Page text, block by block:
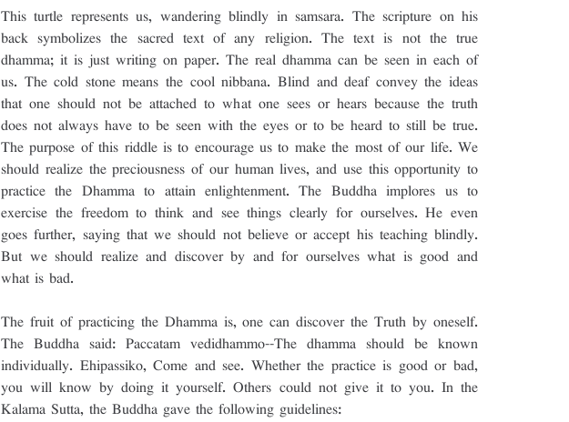
This turtle represents us, wandering blindly in samsara. The scripture on his
back symbolizes the sacred text of any religion. The text is not the true
dhamma; it is just writing on paper. The real dhamma can be seen in each of
us. The cold stone means the cool nibbana. Blind and deaf convey the ideas
that one should not be attached to what one sees or hears because the truth
does not always have to be seen with the eyes or to be heard to still be true.
The purpose of this riddle is to encourage us to make the most of our life. We
should realize the preciousness of our human lives, and use this opportunity to
practice the Dhamma to attain enlightenment. The Buddha implores us to
exercise the freedom to think and see things clearly for ourselves. He even
goes further, saying that we should not believe or accept his teaching blindly.
But we should realize and discover by and for ourselves what is good and
what is bad.
The fruit of practicing the Dhamma is, one can discover the Truth by oneself.
The Buddha said: Paccatam vedidhammo--The dhamma should be known
individually. Ehipassiko, Come and see. Whether the practice is good or bad,
you will know by doing it yourself. Others could not give it to you. In the
Kalama Sutta, the Buddha gave the following guidelines: